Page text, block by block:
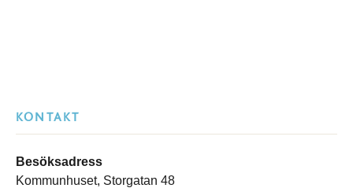
KONTAKT
Besöksadress
Kommunhuset, Storgatan 48